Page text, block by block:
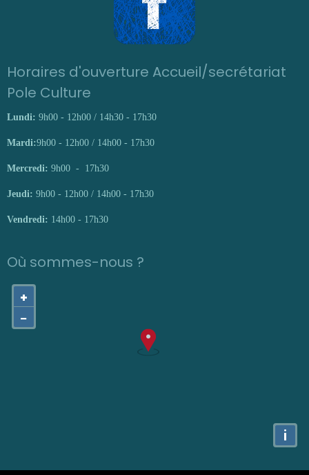
Horaires d'ouverture Accueil/secrétariat
Pole Culture
Lundi: 9h00 - 12h00 / 14h30 - 17h30
Mardi:9h00 - 12h00 / 14h00 - 17h30
Mercredi: 9h00 - 17h30
Jeudi: 9h00 - 12h00 / 14h00 - 17h30
Vendredi: 14h00 - 17h30
Où sommes-nous ?
+
−
i